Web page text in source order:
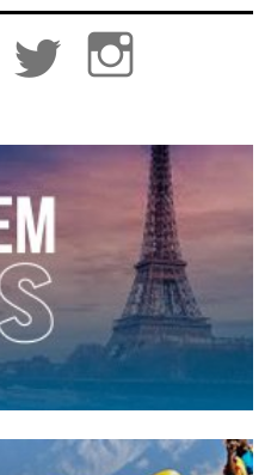
Facebook Twitter